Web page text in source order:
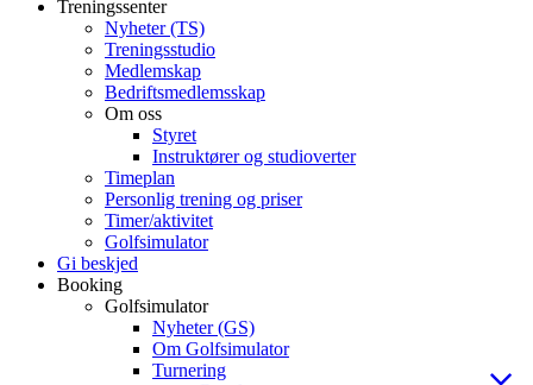
Treningssenter
Nyheter (TS)
Treningsstudio
Medlemskap
Bedriftsmedlemsskap
Om oss
Styret
Instruktører og studioverter
Timeplan
Personlig trening og priser
Timer/aktivitet
Golfsimulator
Gi beskjed
Booking
Golfsimulator
Nyheter (GS)
Om Golfsimulator
Turnering